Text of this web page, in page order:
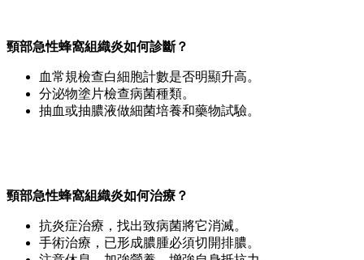
頸部急性蜂窩組織炎如何診斷？
血常規檢查白細胞計數是否明顯升高。
分泌物塗片檢查病菌種類。
抽血或抽膿液做細菌培養和藥物試驗。
頸部急性蜂窩組織炎如何治療？
抗炎症治療，找出致病菌將它消滅。
手術治療，已形成膿腫必須切開排膿。